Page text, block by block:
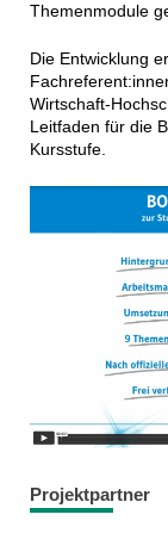
Themenmodule
Die Entwicklung
Wirtschaft-
Leitfaden für die
Kursstufe.
Projektpartner